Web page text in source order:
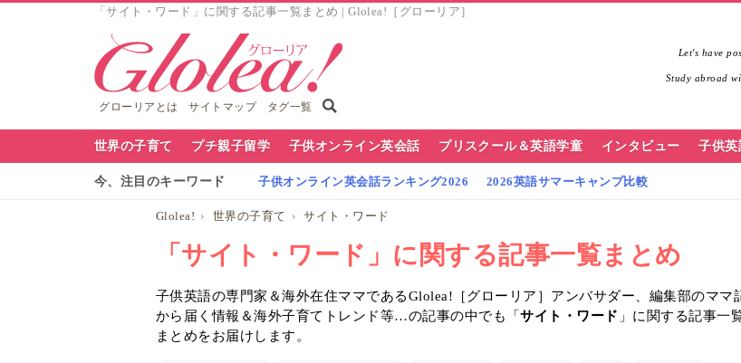
「サイト・ワード」に関する記事一覧まとめ | Glolea!［グローリア］
グローリアとは サイトマップ タグ一覧
Let's have
Study abroad
世界の子育て プチ親子留学 子供オンライン英会話 プリスクール＆英語学童 インタビュー 子供英
今、注目のキーワード 子供オンライン英会話ランキング2026 2026英語サマーキャンプ比較
Glolea! 世界の子育て サイト・ワード
「サイト・ワード」に関する記事一覧まとめ
子供英語の専門家＆海外在住ママであるGlolea!［グローリア］アンバサダー、編集部のママ
から届く情報＆海外子育てトレンド等…の記事の中でも「サイト・ワード 」に関する記事一
まとめをお届けします。